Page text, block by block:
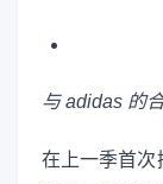
与 adidas 的
在上一季首次